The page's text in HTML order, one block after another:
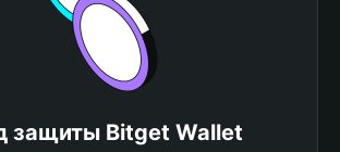
защиты Bitget Wallet